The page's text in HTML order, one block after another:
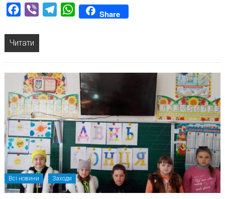
Facebook
Viber TelegramWhatsAppShare
Читати
Всі новини Заходи